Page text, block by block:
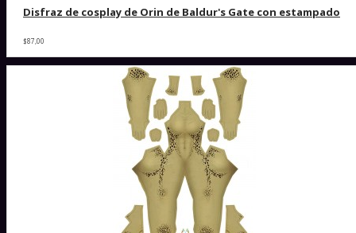
Disfraz de cosplay de Orin de Baldur's Gate con estampado
$87,00